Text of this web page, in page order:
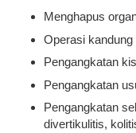
Menghapus
Operasi kandung
Pengangkatan
Pengangkatan
Pengangkatan
divertikulitis,